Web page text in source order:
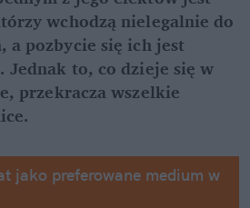
wchodzą nielegalnie do
a pozbycie się ich jest
to, co dzieje się w
przekracza wszelkie
jako preferowane medium w